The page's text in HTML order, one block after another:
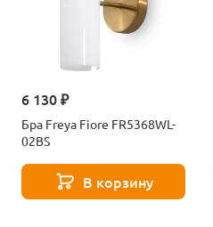
6 130 ₽
Бра Freya Fiore FR5368WL-
02BS
В корзину